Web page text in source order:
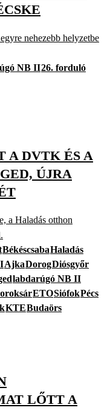
nehezebb helyzetbe
NB II26. forduló
A DVTK ÉS A
ÚJRA
a Haladás otthon
BékéscsabaHaladás
AjkaDorogDiósgyőr
labdarúgó NB II
ETOSiófokPécs
KTEBudaörs
LŐTT A